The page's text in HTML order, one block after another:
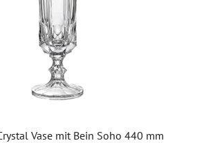
Vase mit Bein Soho 440 mm